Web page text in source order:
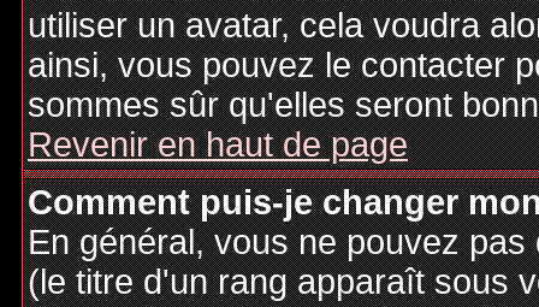
utiliser un avatar, cela voudra
ainsi, vous pouvez le contacter
sommes sûr qu'elles seront
Revenir en haut de page
Comment puis-je changer
En général, vous ne pouvez
(le titre d'un rang apparaît sous